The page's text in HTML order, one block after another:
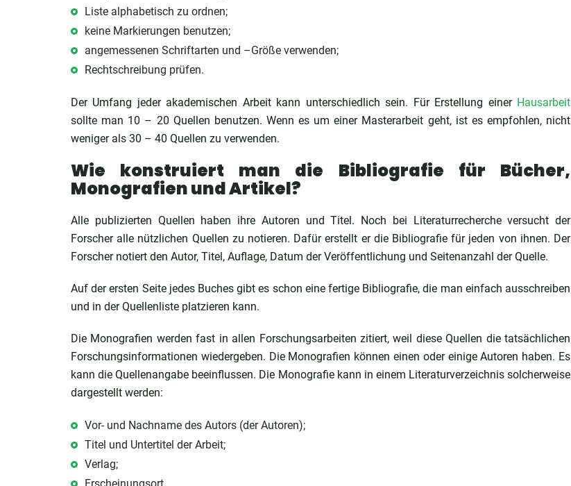
Liste alphabetisch zu ordnen;
keine Markierungen benutzen;
angemessenen Schriftarten und –Größe verwenden;
Rechtschreibung prüfen.
Der Umfang jeder akademischen Arbeit kann unterschiedlich sein. Für Erstellung einer Hausarbeit
sollte man 10 – 20 Quellen benutzen. Wenn es um einer Masterarbeit geht, ist es empfohlen, nicht
weniger als 30 – 40 Quellen zu verwenden.
Wie konstruiert man die Bibliografie für Bücher,
Monografien und Artikel?
Alle publizierten Quellen haben ihre Autoren und Titel. Noch bei Literaturrecherche versucht der
Forscher alle nützlichen Quellen zu notieren. Dafür erstellt er die Bibliografie für jeden von ihnen. Der
Forscher notiert den Autor, Titel, Auflage, Datum der Veröffentlichung und Seitenanzahl der Quelle.
Auf der ersten Seite jedes Buches gibt es schon eine fertige Bibliografie, die man einfach ausschreiben
und in der Quellenliste platzieren kann.
Die Monografien werden fast in allen Forschungsarbeiten zitiert, weil diese Quellen die tatsächlichen
Forschungsinformationen wiedergeben. Die Monografien können einen oder einige Autoren haben. Es
kann die Quellenangabe beeinflussen. Die Monografie kann in einem Literaturverzeichnis solcherweise
dargestellt werden:
Vor- und Nachname des Autors (der Autoren);
Titel und Untertitel der Arbeit;
Verlag;